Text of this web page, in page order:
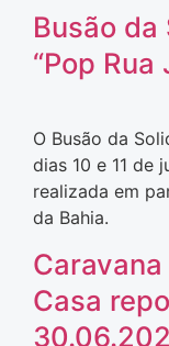
Busão da
“Pop Rua
O Busão da
dias 10 e 11 de
realizada em
da Bahia.
Casa